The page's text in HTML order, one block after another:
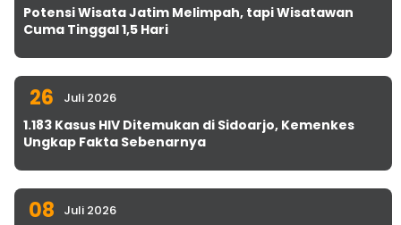
Potensi Wisata Jatim Melimpah, tapi Wisatawan
Cuma Tinggal 1,5 Hari
26 Juli 2026
1.183 Kasus HIV Ditemukan di Sidoarjo, Kemenkes
Ungkap Fakta Sebenarnya
08 Juli 2026